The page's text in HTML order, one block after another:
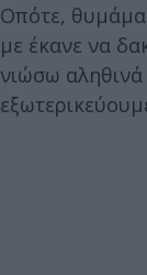
Οπότε,
με έκανε να
νιώσω